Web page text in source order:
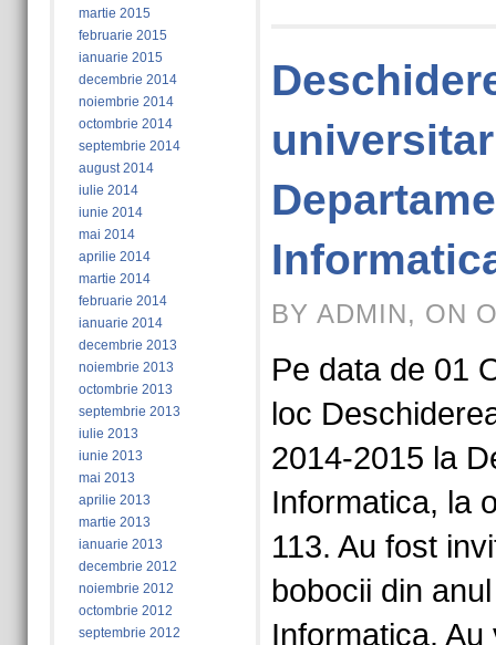
martie 2015
februarie 2015
ianuarie 2015
decembrie 2014
noiembrie 2014
octombrie 2014
septembrie 2014
august 2014
iulie 2014
iunie 2014
mai 2014
aprilie 2014
martie 2014
februarie 2014
ianuarie 2014
decembrie 2013
noiembrie 2013
octombrie 2013
septembrie 2013
iulie 2013
iunie 2013
mai 2013
aprilie 2013
martie 2013
ianuarie 2013
decembrie 2012
noiembrie 2012
octombrie 2012
septembrie 2012
BY ADMIN, ON
Pe data de 01
loc
2014-2015 la
Informatica, la
113. Au fost
bobocii din
Informatica.